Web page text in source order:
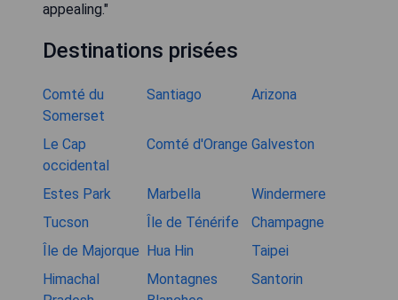
appealing."
Destinations prisées
Comté du
Somerset
Santiago Arizona
Le Cap
occidental
Comté d'Orange Galveston
Estes Park Marbella
Windermere
Tucson
Île de Ténérife
Champagne
Île de Majorque Hua Hin
Taipei
Himachal
Montagnes
Santorin